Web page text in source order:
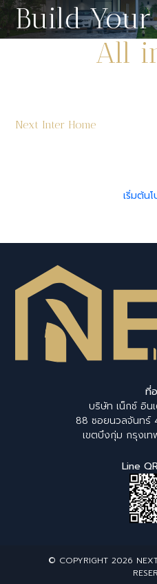
Build
All
Next Inter Home
เริ่มต้น
ที่
บริษัท เน็กซ์ อิน
88 ซอยนวลจันทร์
เขตบึงกุ่ม กรุงเ
Line
© COPYRIGHT 2026